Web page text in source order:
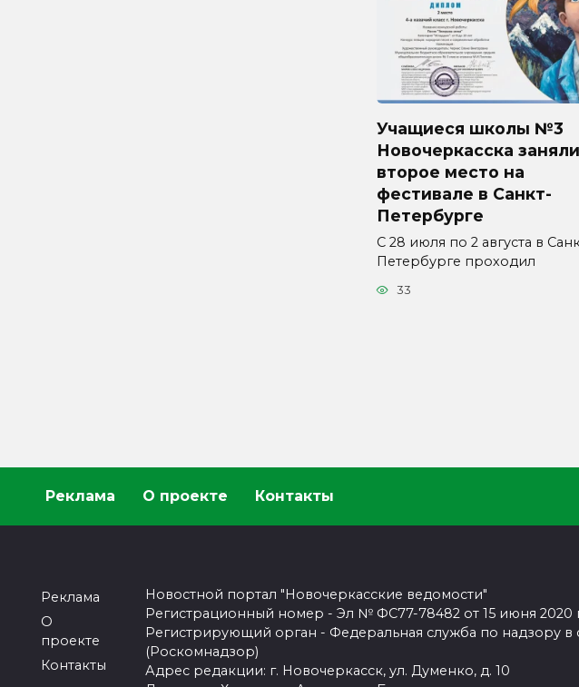
Учащиеся школы №3
Новочеркасска заняли
второе место на
фестивале в Санкт-
Петербурге
С 28 июля по 2 августа в
Петербурге проходил
33
Реклама О проекте Контакты
Реклама
О
проекте
Контакты
Новостной портал "Новочеркасские ведомости"
Регистрационный номер - Эл № ФС77-78482 от 15 июня 2020
Регистрирующий орган - Федеральная служба по надзору
(Роскомнадзор)
Адрес редакции: г. Новочеркасск, ул. Думенко, д. 10